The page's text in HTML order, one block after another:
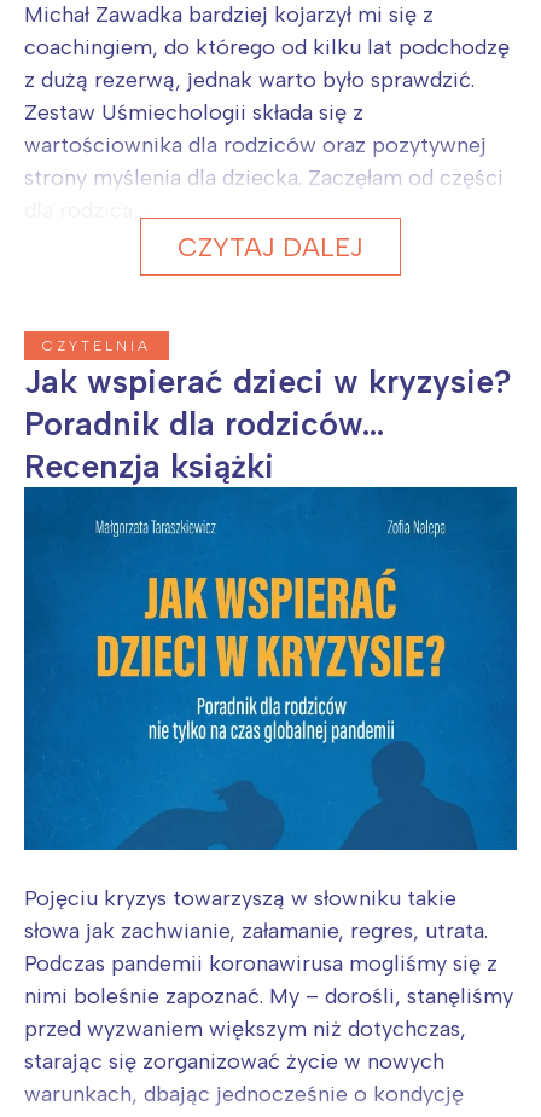
Michał Zawadka bardziej kojarzył mi się z
coachingiem, do którego od kilku lat podchodzę
z dużą rezerwą, jednak warto było sprawdzić.
Zestaw Uśmiechologii składa się z
wartościownika dla rodziców oraz pozytywnej
strony myślenia dla dziecka. Zaczęłam od części
CZYTAJ DALEJ
CZYTELNIA
Jak wspierać dzieci w kryzysie?
Poradnik dla rodziców...
Recenzja książki
Pojęciu kryzys towarzyszą w słowniku takie
słowa jak zachwianie, załamanie, regres, utrata.
Podczas pandemii koronawirusa mogliśmy się z
nimi boleśnie zapoznać. My – dorośli, stanęliśmy
przed wyzwaniem większym niż dotychczas,
starając się zorganizować życie w nowych
warunkach, dbając jednocześnie o kondycję